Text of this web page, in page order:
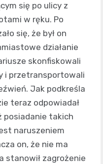
się po ulicy z
w ręku. Po
się, że był on
działanie
skonfiskowali
i przetransportowali
Jak podkreśla
teraz odpowiadał
posiadanie takich
naruszeniem
on, że nie ma
stanowił zagrożenie